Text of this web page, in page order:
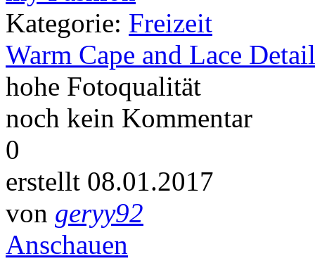
Kategorie: Freizeit
Warm Cape and Lace
hohe Fotoqualität
noch kein Kommentar
0
erstellt 08.01.2017
von geryy92
Anschauen